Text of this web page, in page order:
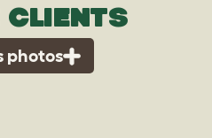
photos